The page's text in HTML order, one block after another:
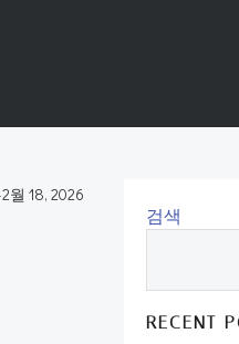
2월 18, 2026
검색
RECENT